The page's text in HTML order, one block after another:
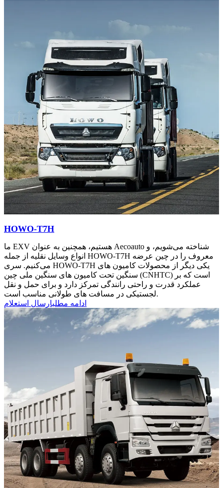
HOWO-T7H
ما EXV هستیم، همچنین به عنوان Aecoauto شناخته می‌شویم، و
انواع وسایل نقلیه از جمله HOWO-T7H معروف را در چین عرضه
می‌کنیم. سری HOWO-T7H یکی دیگر از محصولات کامیون های
سنگین تحت کامیون های سنگین ملی چین (CNHTC) است که بر
عملکرد قدرت و راحتی رانندگی تمرکز دارد و برای حمل و نقل
لجستیکی در مسافت های طولانی مناسب است.
ادامه مطلبارسال استعلام